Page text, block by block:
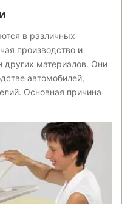
в различных
производство и
других материалов. Они
автомобилей,
Основная причина